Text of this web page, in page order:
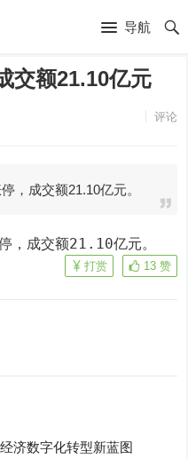
导航
交额21.10亿元
评论
，成交额21.10亿元。
，成交额21.10亿元。
13 赞
打赏
济数字化转型新蓝图